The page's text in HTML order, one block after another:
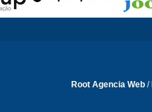
Root Agencia Web /